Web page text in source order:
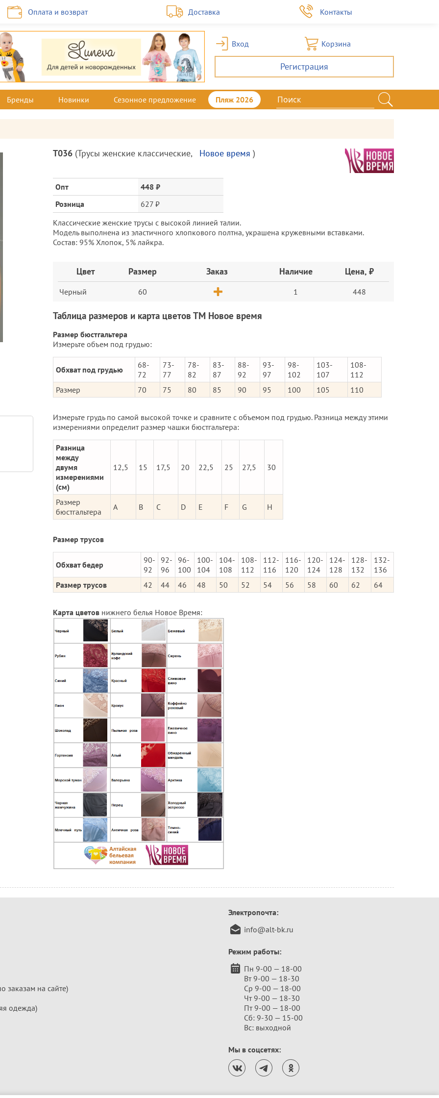
Оплата и возврат Доставка Контакты
Вход Корзина
Регистрация
Бренды Новинки Сезонное предложение Пляж 2026
Описание
товара
цена
Т036 (Трусы женские классические, Новое время )
Опт
448 ₽
Розница
627 ₽
Классические женские трусы с высокой линией талии.
Модель выполнена из эластичного хлопкового полтна, украшена кружевными вставками.
Состав: 95% Хлопок, 5% лайкра.
ЗаказЦвет Размер Заказ Наличие Цена, ₽
Черный 60 1 448
Таблица размеров и карта цветов ТМ Новое время
Размер бюстгальтера
Измерьте объем под грудью:
Обхват под грудью
68-
72
73-
77
78-
82
83-
87
88-
92
93-
97
98-
102
103-
107
108-
112
Размер
70 75 80 85 90 95 100 105 110
Измерьте грудь по самой высокой точке и сравните с объемом под грудью. Разница между этими
измерениями определит размер чашки бюстгальтера:
Разница
между
двумя
измерениями
(см)
12,5 15 17,5 20 22,5 25 27,5 30
Размер
бюстгальтера
A B C D E F G H
Размер трусов
Обхват бедер
90-
92
92-
96
96-
100
100-
104
104-
108
108-
112
112-
116
116-
120
120-
124
124-
128
128-
132
132-
136
Размер трусов
42 44 46 48 50 52 54 56 58 60 62 64
Карта цветов нижнего белья Новое Время:
заказам на сайте)
одежда)
Электропочта:
info@alt-bk.ru
Режим работы:
Пн 9-00 — 18-00
Вт 9-00 — 18-30
Ср 9-00 — 18-00
Чт 9-00 — 18-30
Пт 9-00 — 18-00
Сб: 9-30 — 15-00
Вс: выходной
Мы в соцсетях: